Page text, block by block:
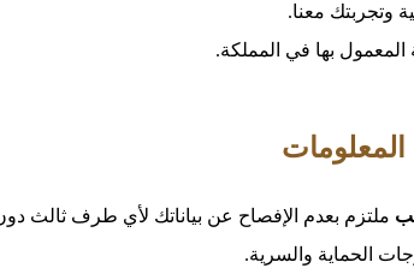
وتجربتك معنا.
المعمول بها في المملكة.
المعلومات
ملتزم بعدم الإفصاح عن بياناتك لأي طرف ثالث
الحماية والسرية.